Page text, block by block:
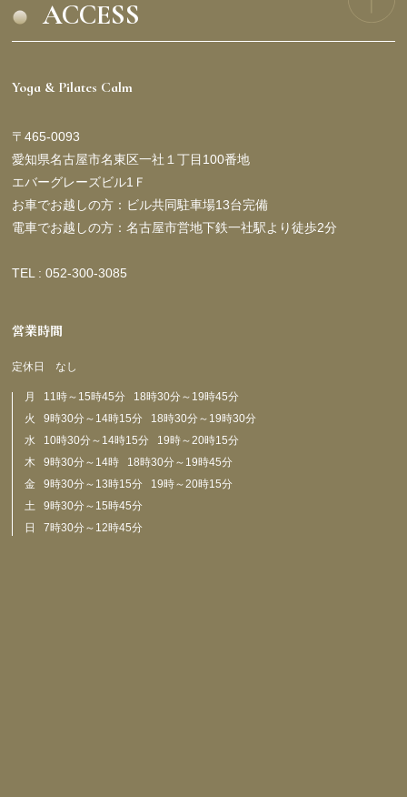
ACCESS
Yoga & Pilates Calm
〒465-0093
愛知県名古屋市名東区一社１丁目100番地
エバーグレーズビル1Ｆ
お車でお越しの方：ビル共同駐車場13台完備
電車でお越しの方：名古屋市営地下鉄一社駅より徒歩2分
TEL : 052-300-3085
営業時間
定休日 なし
月 11時～15時45分 18時30分～19時45分
火 9時30分～14時15分 18時30分～19時30分
水 10時30分～14時15分 19時～20時15分
木 9時30分～14時 18時30分～19時45分
金 9時30分～13時15分 19時～20時15分
土 9時30分～15時45分
日 7時30分～12時45分